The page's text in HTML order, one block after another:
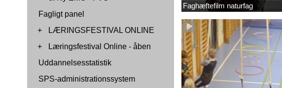
Fagligt panel
+
LÆRINGSFESTIVAL ONLINE
+
Læringsfestival Online - åben
Uddannelsesstatistik
SPS-administrationssystem
Faghæftefilm naturfag